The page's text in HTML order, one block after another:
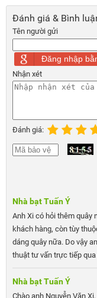
Đánh giá & Bình
Tên người gửi
Đăng nhập
Nhận xét
Đánh giá:
Nhà bạt Tuấn Ý
Anh Xi có hỏi thêm quây
khách hàng, còn tùy
dáng quây nữa. Do vậy
thuật tư vấn trực tiếp
Nhà bạt Tuấn Ý
Chào anh Nguyễn Văn